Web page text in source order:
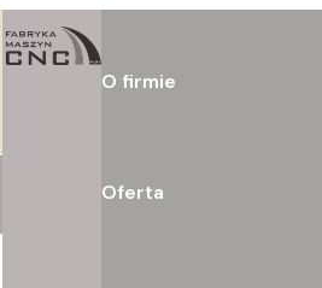
O firmie
Oferta